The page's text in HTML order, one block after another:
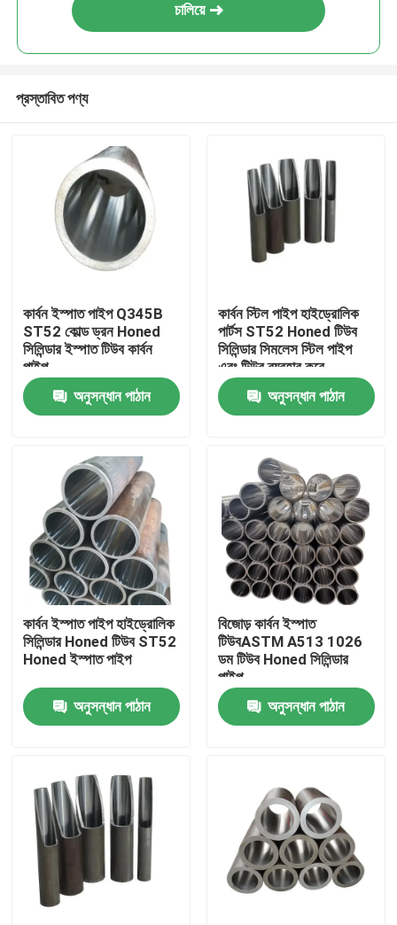
বাড়ি
ভিডিও
আমাদের সম্পর্কে
কারখানা ভ্রমণ
মান নিয়ন্ত্রণ
খবর
মামলা
চালিয়ে
প্রস্তাবিত পণ্য
কার্বন ইস্পাত পাইপ Q345B
ST52 কোল্ড ড্রন Honed
সিলিন্ডার ইস্পাত টিউব কার্বন
পাইপ
অনুসন্ধান পাঠান
কার্বন স্টিল পাইপ হাইড্রোলিক
পার্টস ST52 Honed টিউব
সিলিন্ডার সিমলেস স্টিল পাইপ
এবং টিউব ব্যবহার করে
অনুসন্ধান পাঠান
কার্বন ইস্পাত পাইপ হাইড্রোলিক
সিলিন্ডার Honed টিউব ST52
Honed ইস্পাত পাইপ
অনুসন্ধান পাঠান
বিজোড় কার্বন ইস্পাত
টিউবASTM A513 1026
ডম টিউব Honed সিলিন্ডার
পাইপ
অনুসন্ধান পাঠান